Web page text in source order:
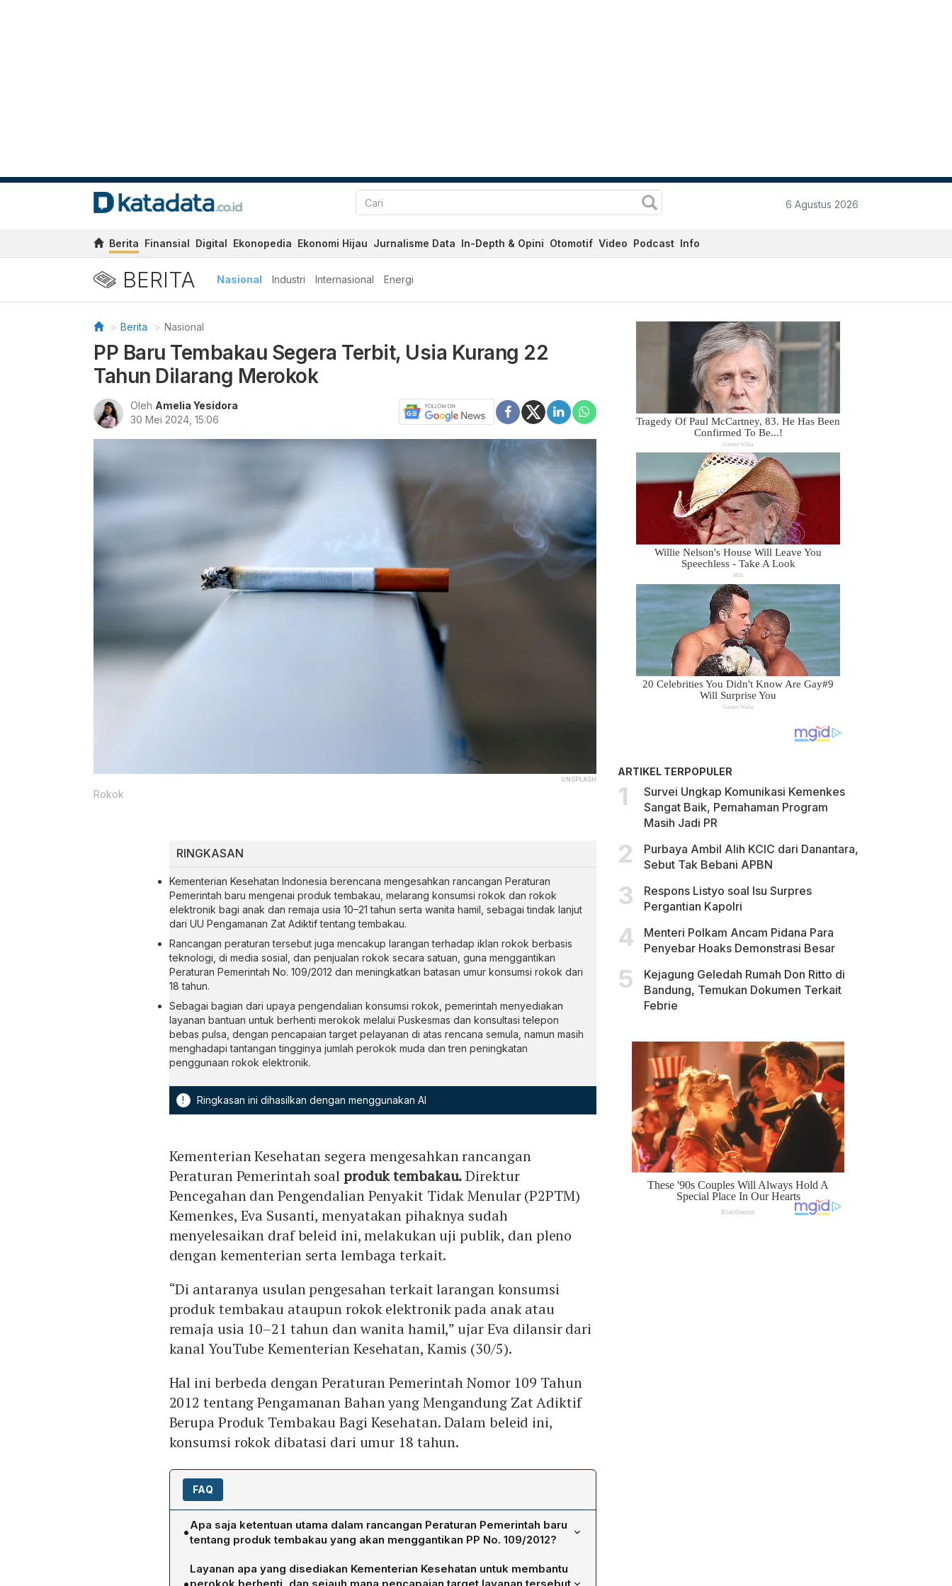
6 Agustus 2026
Berita Finansial Digital Ekonopedia Ekonomi Hijau Jurnalisme Data In-Depth & Opini Otomotif Video Podcast Info
BERITA Nasional Industri Internasional Energi
Berita Nasional
PP Baru Tembakau Segera Terbit, Usia Kurang 22
Tahun Dilarang Merokok
Oleh Amelia Yesidora
30 Mei 2024, 15:06
UNSPLASH
Rokok
RINGKASAN
Kementerian Kesehatan Indonesia berencana mengesahkan rancangan Peraturan
Pemerintah baru mengenai produk tembakau, melarang konsumsi rokok dan rokok
elektronik bagi anak dan remaja usia 10–21 tahun serta wanita hamil, sebagai tindak lanjut
dari UU Pengamanan Zat Adiktif tentang tembakau.
Rancangan peraturan tersebut juga mencakup larangan terhadap iklan rokok berbasis
teknologi, di media sosial, dan penjualan rokok secara satuan, guna menggantikan
Peraturan Pemerintah No. 109/2012 dan meningkatkan batasan umur konsumsi rokok dari
18 tahun.
Sebagai bagian dari upaya pengendalian konsumsi rokok, pemerintah menyediakan
layanan bantuan untuk berhenti merokok melalui Puskesmas dan konsultasi telepon
bebas pulsa, dengan pencapaian target pelayanan di atas rencana semula, namun masih
menghadapi tantangan tingginya jumlah perokok muda dan tren peningkatan
penggunaan rokok elektronik.
! Ringkasan ini dihasilkan dengan menggunakan AI
Kementerian Kesehatan segera mengesahkan rancangan
Peraturan Pemerintah soalproduk tembakau.Direktur
Pencegahan dan Pengendalian Penyakit Tidak Menular (P2PTM)
Kemenkes, Eva Susanti, menyatakan pihaknya sudah
menyelesaikan draf beleid ini, melakukan uji publik, dan pleno
dengan kementerian serta lembaga terkait.
“Di antaranya usulan pengesahan terkait larangan konsumsi
produk tembakau ataupun rokok elektronik pada anak atau
remaja usia 10–21 tahun dan wanita hamil,” ujar Eva dilansir dari
kanal YouTube Kementerian Kesehatan, Kamis (30/5).
Hal ini berbeda dengan Peraturan Pemerintah Nomor 109 Tahun
2012 tentang Pengamanan Bahan yang Mengandung Zat Adiktif
Berupa Produk Tembakau Bagi Kesehatan. Dalam beleid ini,
konsumsi rokok dibatasi dari umur 18 tahun.
FAQ
•Apa saja ketentuan utama dalam rancangan Peraturan Pemerintah baru
tentang produk tembakau yang akan menggantikan PP No. 109/2012?
Rancangan PP baru memperluas larangan konsumsi produk tembakau, termasuk
rokok elektronik, bagi anak dan remaja usia 10–21 tahun serta wanita hamil. Batas
Layanan apa yang disediakan Kementerian Kesehatan untuk membantu
ARTIKEL TERPOPULER
Survei Ungkap Komunikasi Kemenkes
Sangat Baik, Pemahaman Program
Masih Jadi PR
Purbaya Ambil Alih KCIC dari Danantara,
Sebut Tak Bebani APBN
Respons Listyo soal Isu Surpres
Pergantian Kapolri
Menteri Polkam Ancam Pidana Para
Penyebar Hoaks Demonstrasi Besar
Kejagung Geledah Rumah Don Ritto di
Bandung, Temukan Dokumen Terkait
Febrie